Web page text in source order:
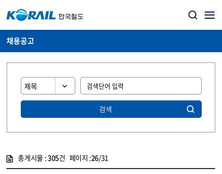
채용공고
검색
총게시물 :305건 페이지 :26/31